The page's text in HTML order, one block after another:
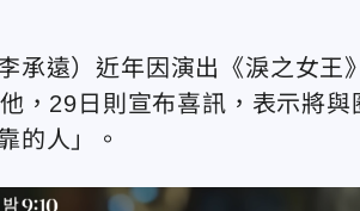
承遠）近年因演出《淚之女王
，29日則宣布喜訊，表示將
的人」。